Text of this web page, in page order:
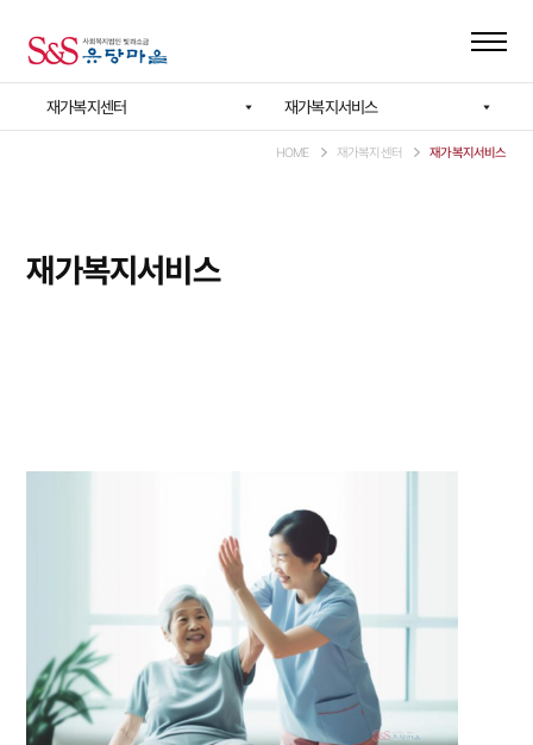
재가복지센터 재가복지서비스
HOME 재가복지센터 재가복지서비스
재가복지서비스